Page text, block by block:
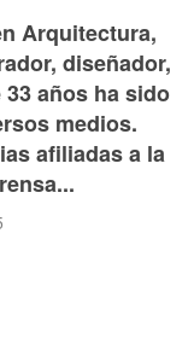
Arquitectura,
diseñador,
años ha sido
medios.
afiliadas a la